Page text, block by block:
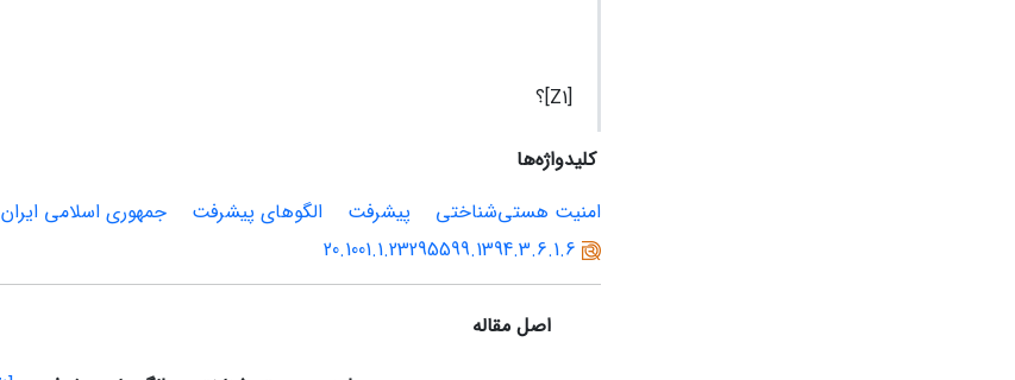
[Z1]؟
کلیدواژه‌ها
امنیت هستی‌شناختی
پیشرفت الگوهای پیشرفت جمهوری اسلامی ایران
20.1001.1.23295599.1394.3.6.1.6
اصل مقاله